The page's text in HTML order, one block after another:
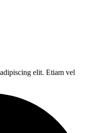
elit. Etiam vel